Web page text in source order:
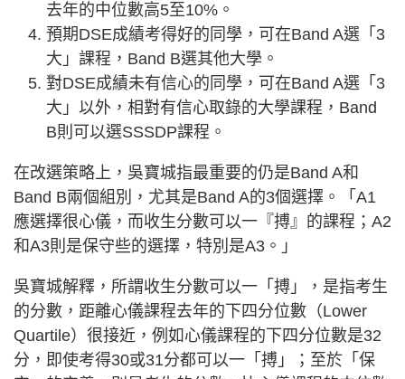
去年的中位數高5至10%。
預期DSE成績考得好的同學，可在Band A選「3
大」課程，Band B選其他大學。
對DSE成績未有信心的同學，可在Band A選「3
大」以外，相對有信心取錄的大學課程，Band
B則可以選SSSDP課程。
在改選策略上，吳寶城指最重要的仍是Band A和
Band B兩個組別，尤其是Band A的3個選擇。「A1
應選擇很心儀，而收生分數可以一『搏』的課程；A2
和A3則是保守些的選擇，特別是A3。」
吳寶城解釋，所謂收生分數可以一「搏」，是指考生
的分數，距離心儀課程去年的下四分位數（Lower
Quartile）很接近，例如心儀課程的下四分位數是32
分，即使考得30或31分都可以一「搏」；至於「保